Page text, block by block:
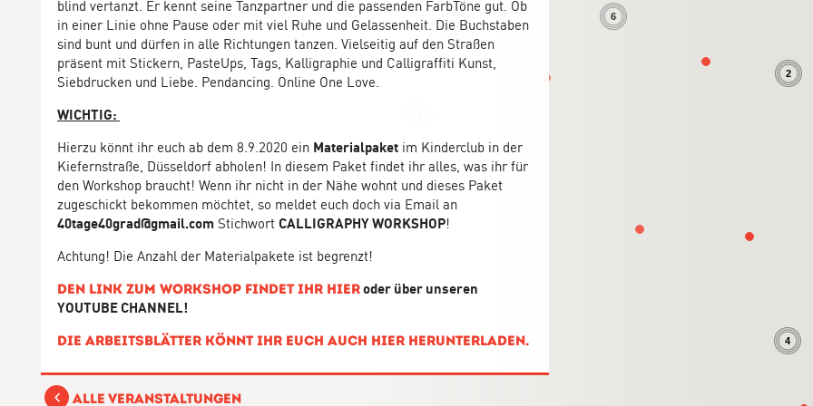
blind vertanzt. Er kennt seine Tanzpartner und die passenden FarbTöne gut. Ob
in einer Linie ohne Pause oder mit viel Ruhe und Gelassenheit. Die Buchstaben
sind bunt und dürfen in alle Richtungen tanzen. Vielseitig auf den Straßen
präsent mit Stickern, PasteUps, Tags, Kalligraphie und Calligraffiti Kunst,
Siebdrucken und Liebe. Pendancing. Online One Love.
WICHTIG:
Hierzu könnt ihr euch ab dem 8.9.2020 ein Materialpaket im Kinderclub in der
Kiefernstraße, Düsseldorf abholen! In diesem Paket findet ihr alles, was ihr für
den Workshop braucht! Wenn ihr nicht in der Nähe wohnt und dieses Paket
zugeschickt bekommen möchtet, so meldet euch doch via Email an
40tage40grad@gmail.com Stichwort CALLIGRAPHY WORKSHOP!
Achtung! Die Anzahl der Materialpakete ist begrenzt!
Den Link zum Workshop findet ihr hieroder über unseren
YOUTUBE CHANNEL!
Die Arbeitsblätter könnt ihr euch auch hier herunterladen.
Alle Veranstaltungen
10
4
6
2